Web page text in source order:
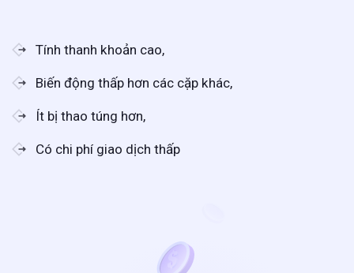
Tính thanh khoản cao,
Biến động thấp hơn các cặp khác,
Ít bị thao túng hơn,
Có chi phí giao dịch thấp